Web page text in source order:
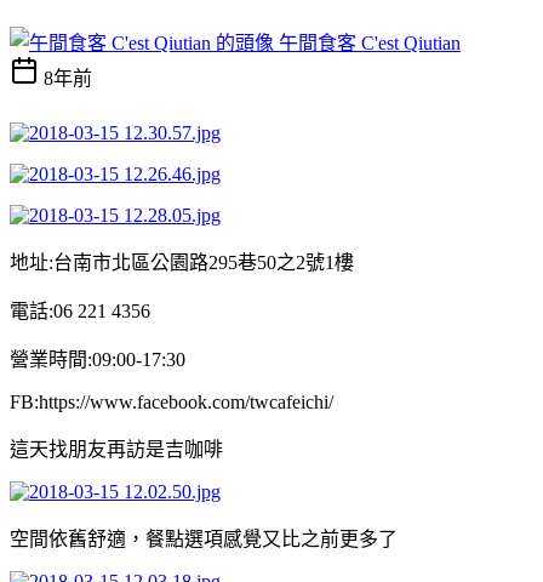
午間食客 C'est Qiutian
8年前
地址:台南市北區公園路295巷50之2號1樓
電話:06 221 4356
營業時間:09:00-17:30
FB:https://www.facebook.com/twcafeichi/
這天找朋友再訪是吉咖啡
空間依舊舒適，餐點選項感覺又比之前更多了